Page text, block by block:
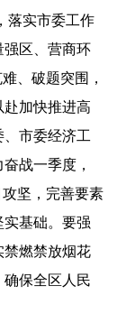
落实市委工作
强区、营商环
、破题突围，
加快推进高
市委经济工
战一季度，
坚，完善要素
基础。要强
禁燃禁放烟花
保全区人民